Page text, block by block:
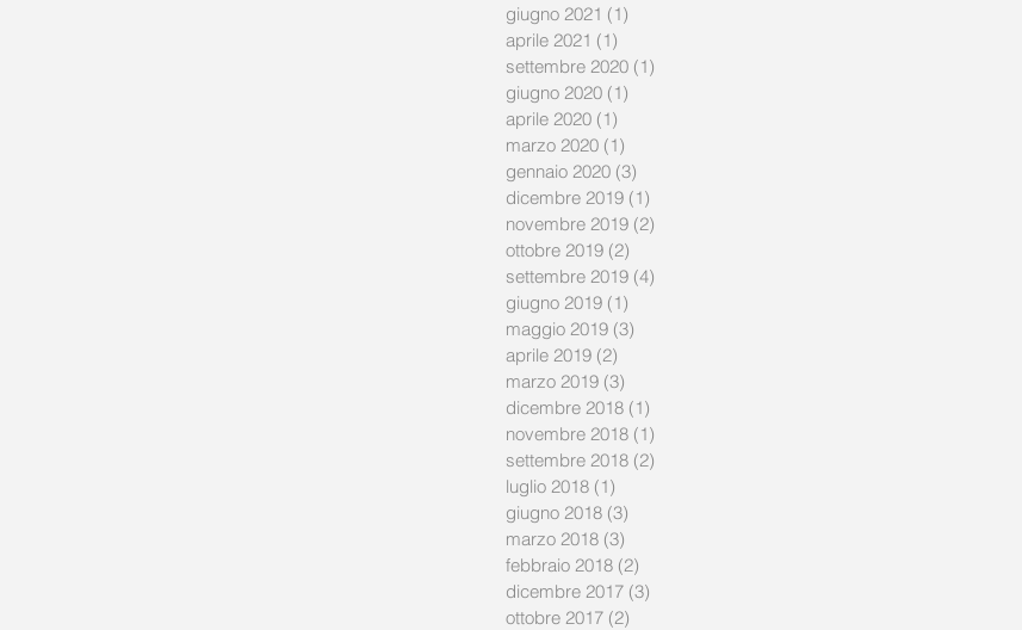
giugno 2021 (1)
aprile 2021 (1)
settembre 2020 (1)
giugno 2020 (1)
aprile 2020 (1)
marzo 2020 (1)
gennaio 2020 (3)
dicembre 2019 (1)
novembre 2019 (2)
ottobre 2019 (2)
settembre 2019 (4)
giugno 2019 (1)
maggio 2019 (3)
aprile 2019 (2)
marzo 2019 (3)
dicembre 2018 (1)
novembre 2018 (1)
settembre 2018 (2)
luglio 2018 (1)
giugno 2018 (3)
marzo 2018 (3)
febbraio 2018 (2)
dicembre 2017 (3)
ottobre 2017 (2)